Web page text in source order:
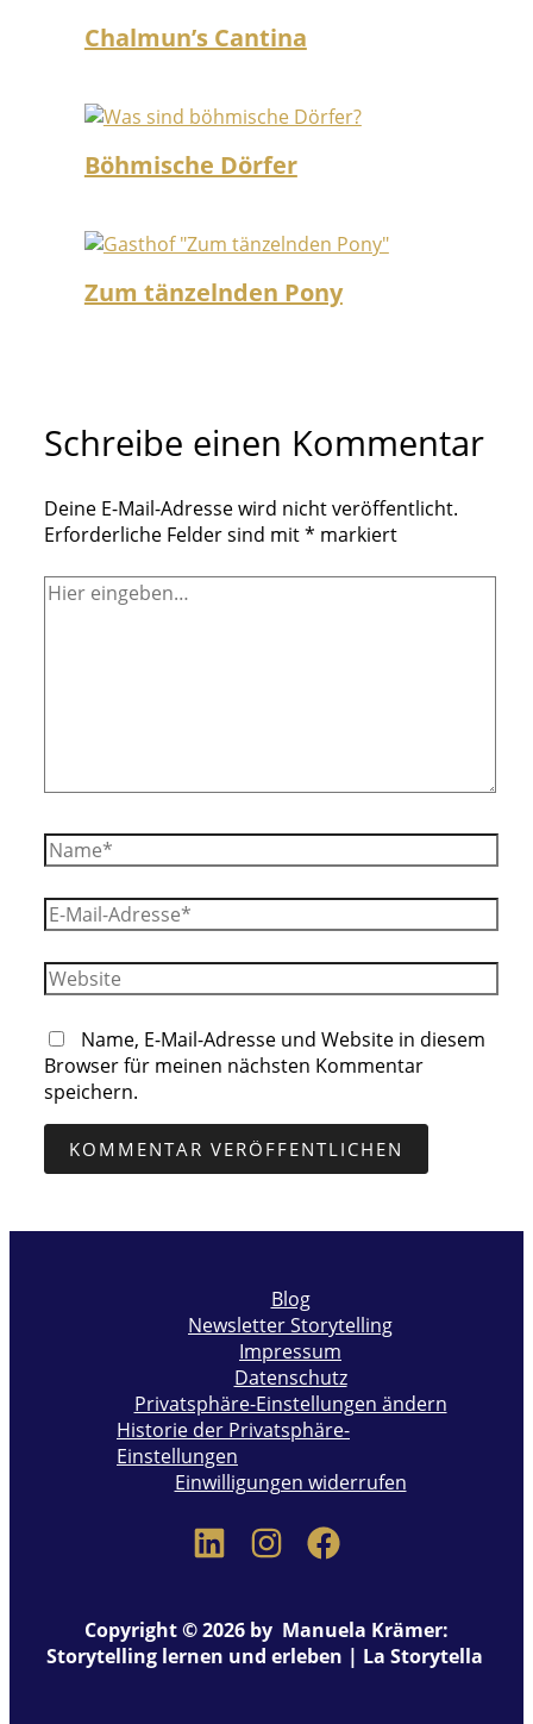
Chalmun’s Cantina
Böhmische Dörfer
Zum tänzelnden Pony
Schreibe einen Kommentar
Deine E-Mail-Adresse wird nicht veröffentlicht.
Erforderliche Felder sind mit* markiert
Hier
Name*
E-
Mail-
Adresse*
Website
Name, E-Mail-Adresse und Website in diesem
Browser für meinen nächsten Kommentar
speichern.
Blog
Newsletter Storytelling
Impressum
Datenschutz
Privatsphäre-Einstellungen ändern
Historie der Privatsphäre-
Einstellungen
Einwilligungen widerrufen
Copyright © 2026 by Manuela Krämer:
Storytelling lernen und erleben | La Storytella